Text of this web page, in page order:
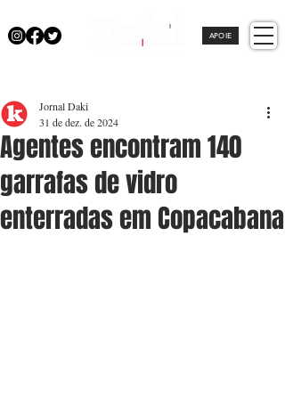
APOIE
Agentes encontram 140
garrafas de vidro
enterradas em Copacabana
Jornal Daki
31 de dez. de 2024